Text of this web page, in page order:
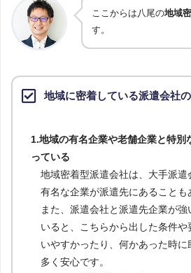
ここからは八尾の地域
す。
地域に密着している派遣会社
1.地域の有名企業や老舗企業と特別
っている
地域密着型派遣会社は、大手派
有名な企業が派遣先にあることも
また、派遣会社と派遣先企業が
いると、こちらから出した条件や
いやすかったり、何かあった時に
多く安心です。